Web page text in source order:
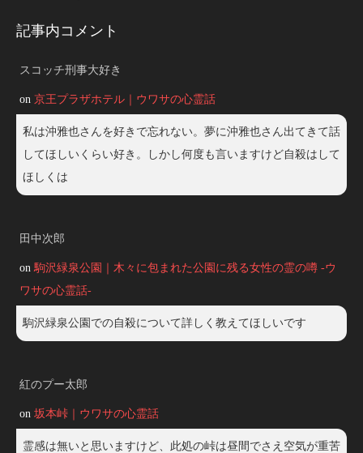
記事内コメント
スコッチ刑事大好き
on 京王プラザホテル｜ウワサの心霊話
私は沖雅也さんを好きで忘れない。夢に沖雅也さん出てきて話
してほしいくらい好き。しかし何度も言いますけど自殺はして
ほしくは
田中次郎
on 駒沢緑泉公園｜木々に包まれた公園に残る女性の霊の噂 -ウ
ワサの心霊話-
駒沢緑泉公園での自殺について詳しく教えてほしいです
紅のプー太郎
on 坂本峠｜ウワサの心霊話
霊感は無いと思いますけど、此処の峠は昼間でさえ空気が重苦